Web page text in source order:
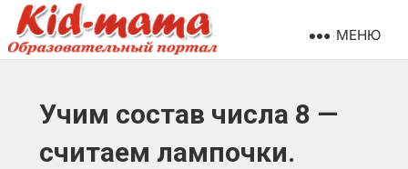
МЕНЮ
Учим состав числа 8 —
считаем лампочки.